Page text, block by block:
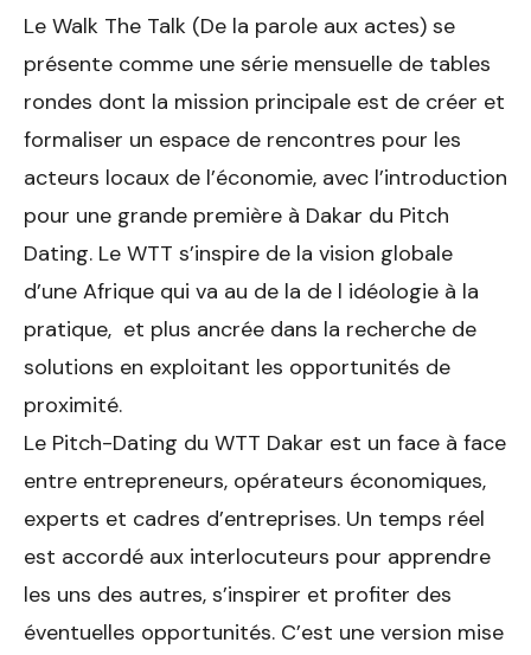
Le Walk The Talk (De la parole aux actes) se
présente comme une série mensuelle de tables
rondes dont la mission principale est de créer et
formaliser un espace de rencontres pour les
acteurs locaux de l’économie, avec l’introduction
pour une grande première à Dakar du Pitch
Dating. Le WTT s’inspire de la vision globale
d’une Afrique qui va au de la de l idéologie à la
pratique, et plus ancrée dans la recherche de
solutions en exploitant les opportunités de
proximité.
Le Pitch-Dating du WTT Dakar est un face à face
entre entrepreneurs, opérateurs économiques,
experts et cadres d’entreprises. Un temps réel
est accordé aux interlocuteurs pour apprendre
les uns des autres, s’inspirer et profiter des
éventuelles opportunités. C’est une version mise